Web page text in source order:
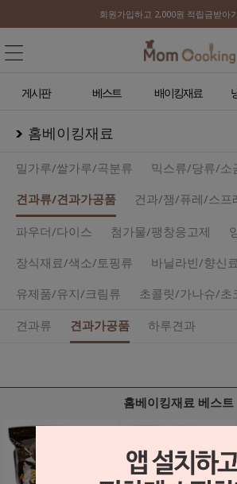
회원가입하고 2,000원 적립금받아
게시판 베스트 배이킹재료
홈베이킹재료
밀가루/쌀가루/곡분류
믹스류/당류/소
견과류/견과가공품
건과/잼/퓨레/스프
파우더/다이스 첨가물/팽창응고제
장식재료/색소/토핑류
바닐라빈/향신
유제품/유지/크림류
초콜릿/가나슈/초
견과류
견과가공품 하루견과
홈베이킹재료 베스트